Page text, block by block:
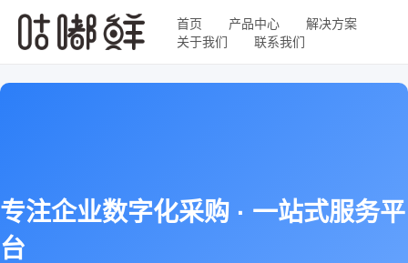
首页 产品中心
解决方案
关于我们
联系我们
专注企业数字化采购 · 一站式服务平
台